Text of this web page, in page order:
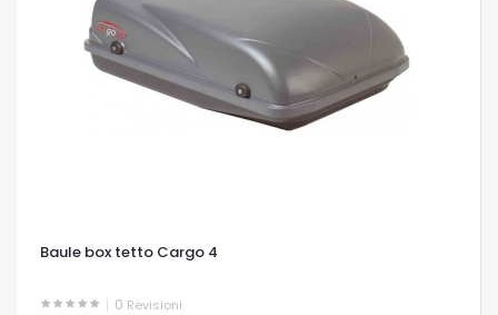
Baule box tetto Cargo 4
0 Revisioni